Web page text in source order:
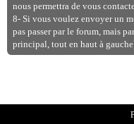
nous permettra de vous
8- Si vous voulez envoyer un
pas passer par le forum, mais
principal, tout en haut à